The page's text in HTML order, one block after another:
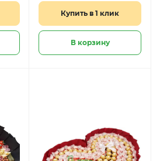
Купить в 1 клик
В корзину